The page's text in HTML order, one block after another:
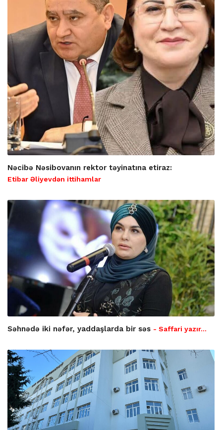
Nəcibə Nəsibovanın rektor təyinatına etiraz:
Etibar Əliyevdən ittihamlar
Səhnədə iki nəfər, yaddaşlarda bir səs - Saffari yazır…